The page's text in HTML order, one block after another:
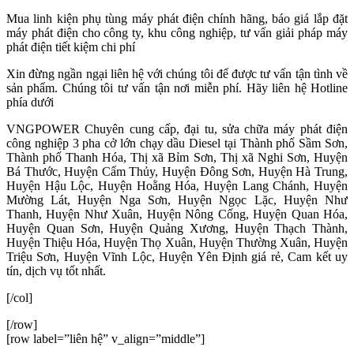
Mua linh kiện phụ tùng máy phát điện chính hãng, báo giá lắp đặt
máy phát điện cho công ty, khu công nghiệp, tư vấn giải pháp máy
phát điện tiết kiệm chi phí
Xin đừng ngần ngại liên hệ với chúng tôi để được tư vấn tận tình về
sản phẩm. Chúng tôi tư vấn tận nơi miễn phí. Hãy liên hệ Hotline
phía dưới
VNGPOWER Chuyên cung cấp, đại tu, sửa chữa máy phát điện
công nghiệp 3 pha cở lớn chạy dầu Diesel tại Thành phố Sầm Sơn,
Thành phố Thanh Hóa, Thị xã Bỉm Sơn, Thị xã Nghi Sơn, Huyện
Bá Thước, Huyện Cẩm Thủy, Huyện Đông Sơn, Huyện Hà Trung,
Huyện Hậu Lộc, Huyện Hoằng Hóa, Huyện Lang Chánh, Huyện
Mường Lát, Huyện Nga Sơn, Huyện Ngọc Lặc, Huyện Như
Thanh, Huyện Như Xuân, Huyện Nông Cống, Huyện Quan Hóa,
Huyện Quan Sơn, Huyện Quảng Xương, Huyện Thạch Thành,
Huyện Thiệu Hóa, Huyện Thọ Xuân, Huyện Thường Xuân, Huyện
Triệu Sơn, Huyện Vĩnh Lộc, Huyện Yên Định giá rẻ, Cam kết uy
tín, dịch vụ tốt nhất.
[/col]
[/row]
[row label=”liên hệ” v_align=”middle”]